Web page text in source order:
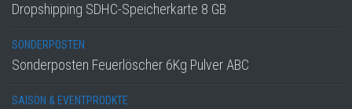
Dropshipping SDHC-Speicherkarte 8 GB
SONDERPOSTEN
Sonderposten Feuerlöscher 6Kg Pulver ABC
SAISON & EVENTPRODKTE